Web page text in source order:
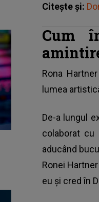
Citește și:
Cum
Rona
lumea
De-a lungul
colaborat cu
aducând
Ronei
eu și cred în